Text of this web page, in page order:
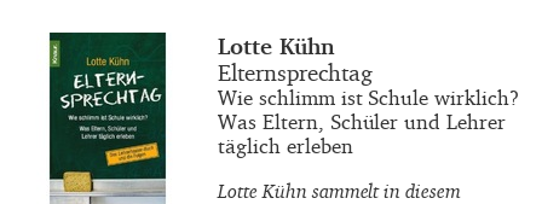
Buchautor_innen
Lotte Kühn
Buchtitel
Elternsprechtag
Buchuntertitel
Wie schlimm ist Schule wirklich?
Was Eltern, Schüler und Lehrer
täglich erleben
Lotte Kühn sammelt in diesem